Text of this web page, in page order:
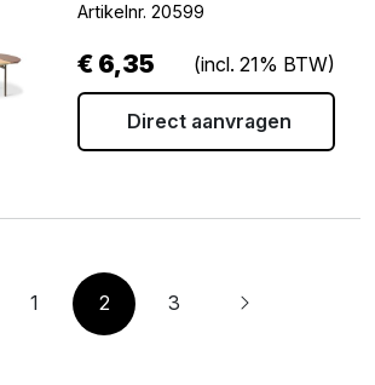
Artikelnr. 20599
€ 6,35 (incl. 21% BTW)
Direct aanvragen
1 2 3